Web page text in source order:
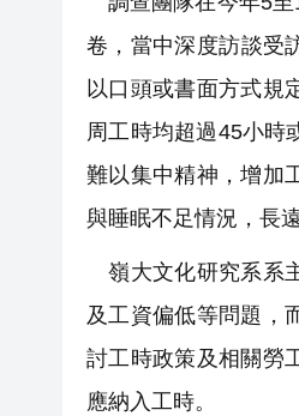
卷，當中深度訪談受
以口頭或書面方式規
周工時均超過45小時
難以集中精神，增加
與睡眠不足情況，長
嶺大文化研究系系
及工資偏低等問題，
討工時政策及相關勞
應納入工時。